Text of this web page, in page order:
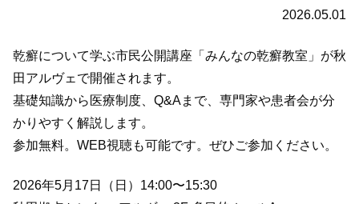
2026.05.01
乾癬について学ぶ市民公開講座「みんなの乾癬教室」が秋
田アルヴェで開催されます。
基礎知識から医療制度、Q&Aまで、専門家や患者会が分
かりやすく解説します。
参加無料。WEB視聴も可能です。ぜひご参加ください。
2026年5月17日（日）14:00〜15:30